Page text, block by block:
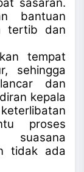
bantuan
tertib dan
tempat
sehingga
dan
kepala
proses
tidak ada